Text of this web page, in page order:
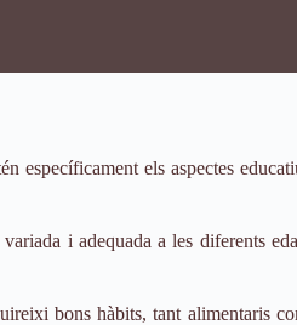
específicament els aspectes
i adequada a les diferents
bons hàbits, tant alimentaris